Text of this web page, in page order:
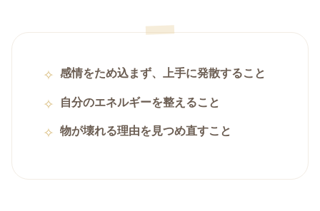
感情をため込まず、上手に発散すること
自分のエネルギーを整えること
物が壊れる理由を見つめ直すこと